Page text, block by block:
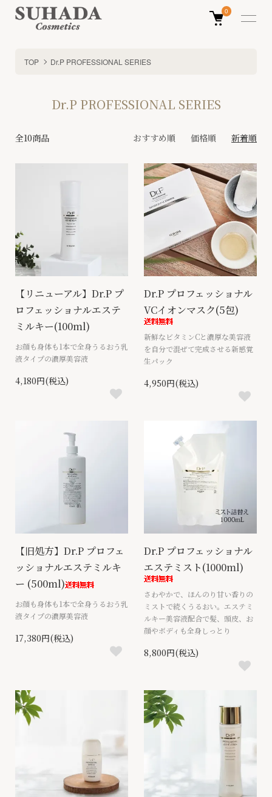
0
TOP Dr.P PROFESSIONAL SERIES
Dr.P PROFESSIONAL SERIES
全10商品 おすすめ順 価格順 新着順
【リニューアル】Dr.P プ
ロフェッショナルエステ
ミルキー(100ml)
お顔も身体も1本で全身うるおう乳
液タイプの濃厚美容液
4,180円(税込)
Dr.P プロフェッショナル
VCイオンマスク(5包)
新鮮なビタミンCと濃厚な美容液
を自分で混ぜて完成させる新感覚
生パック
4,950円(税込)
【旧処方】Dr.P プロフェ
ッショナルエステミルキ
ー (500ml)
お顔も身体も1本で全身うるおう乳
液タイプの濃厚美容液
17,380円(税込)
Dr.P プロフェッショナル
エステミスト(1000ml)
さわやかで、ほんのり甘い香りの
ミストで続くうるおい。エステミ
ルキー美容液配合で髪、頭皮、お
顔やボディも全身しっとり
8,800円(税込)